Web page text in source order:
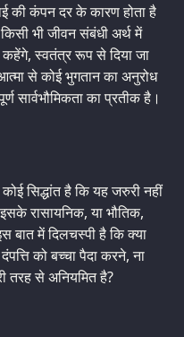
की कंपन दर के कारण होता है
किसी भी जीवन संबंधी अर्थ में
कहेंगे, स्वतंत्र रूप से दिया जा
से कोई भुगतान का अनुरोध
सार्वभौमिकता का प्रतीक है।
सिद्धांत है कि यह जरुरी नहीं
रासायनिक, या भौतिक,
बात में दिलचस्पी है कि क्या
को बच्चा पैदा करने, ना
तरह से अनियमित है?